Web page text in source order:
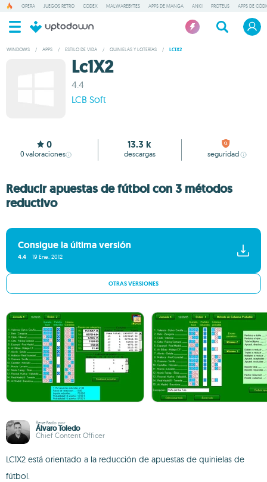
OPERA JUEGOS RETRO CODEX MALWAREBYTES APPS DE MANGA ANKI PROTEUS APPS DE
WINDOWS / APPS / ESTILO DE VIDA / QUINIELAS Y LOTERÍAS / LC1X2
Lc1X2
4.4
LCB Soft
0
0 valoraciones
13.3 k
descargas seguridad
Reducir apuestas de fútbol con 3 métodos
reductivo
Consigue la última versión
4.4 19 Ene. 2012
OTRAS VERSIONES
Reseñado por
Álvaro Toledo
Chief Content Officer
LC1X2 está orientado a la reducción de apuestas de quinielas de
fútbol.